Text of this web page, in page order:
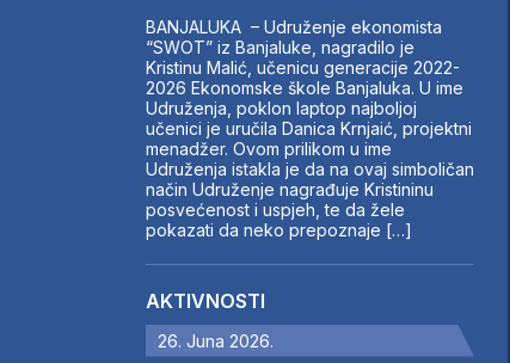
AKTIVNOSTI
SWOT INTERVJU
UČLANI SE
KONTAKT
BANJALUKA – Udruženje ekonomista
“SWOT” iz Banjaluke, nagradilo je
Kristinu Malić, učenicu generacije 2022-
2026 Ekonomske škole Banjaluka. U ime
Udruženja, poklon laptop najboljoj
učenici je uručila Danica Krnjaić, projektni
menadžer. Ovom prilikom u ime
Udruženja istakla je da na ovaj simboličan
način Udruženje nagrađuje Kristininu
posvećenost i uspjeh, te da žele
pokazati da neko prepoznaje […]
AKTIVNOSTI
26. Juna 2026.